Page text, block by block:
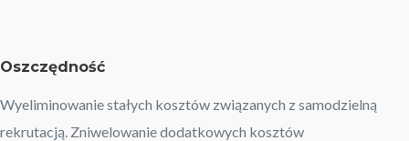
Oszczędność
Wyeliminowanie stałych kosztów związanych z samodzielną
rekrutacją. Zniwelowanie dodatkowych kosztów